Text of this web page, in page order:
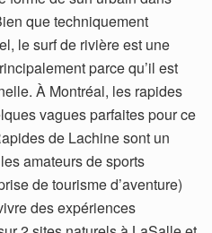
que techniquement
le surf de rivière est une
parce qu’il est
À Montréal, les rapides
vagues parfaites pour ce
de Lachine sont un
amateurs de sports
de tourisme d’aventure)
des expériences